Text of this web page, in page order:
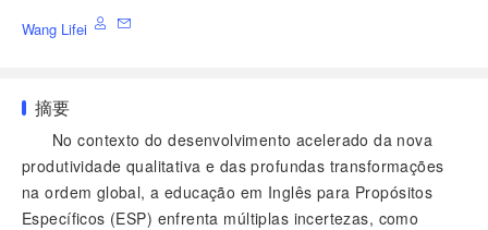
Wang Lifei
摘要
No contexto do desenvolvimento acelerado da nova
produtividade qualitativa e das profundas transformações
na ordem global, a educação em Inglês para Propósitos
Específicos (ESP) enfrenta múltiplas incertezas, como